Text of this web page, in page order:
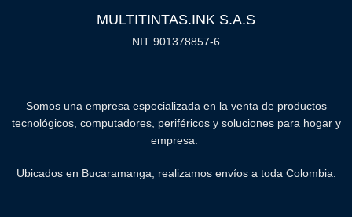
MULTITINTAS.INK S.A.S
NIT 901378857-6
Somos una empresa especializada en la venta de productos
tecnológicos, computadores, periféricos y soluciones para hogar y
empresa.
Ubicados en Bucaramanga, realizamos envíos a toda Colombia.